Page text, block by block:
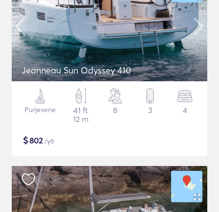
Jeanneau Sun Odyssey 410
Purjevene
41 ft
12 m
8 3 4
$802/yö